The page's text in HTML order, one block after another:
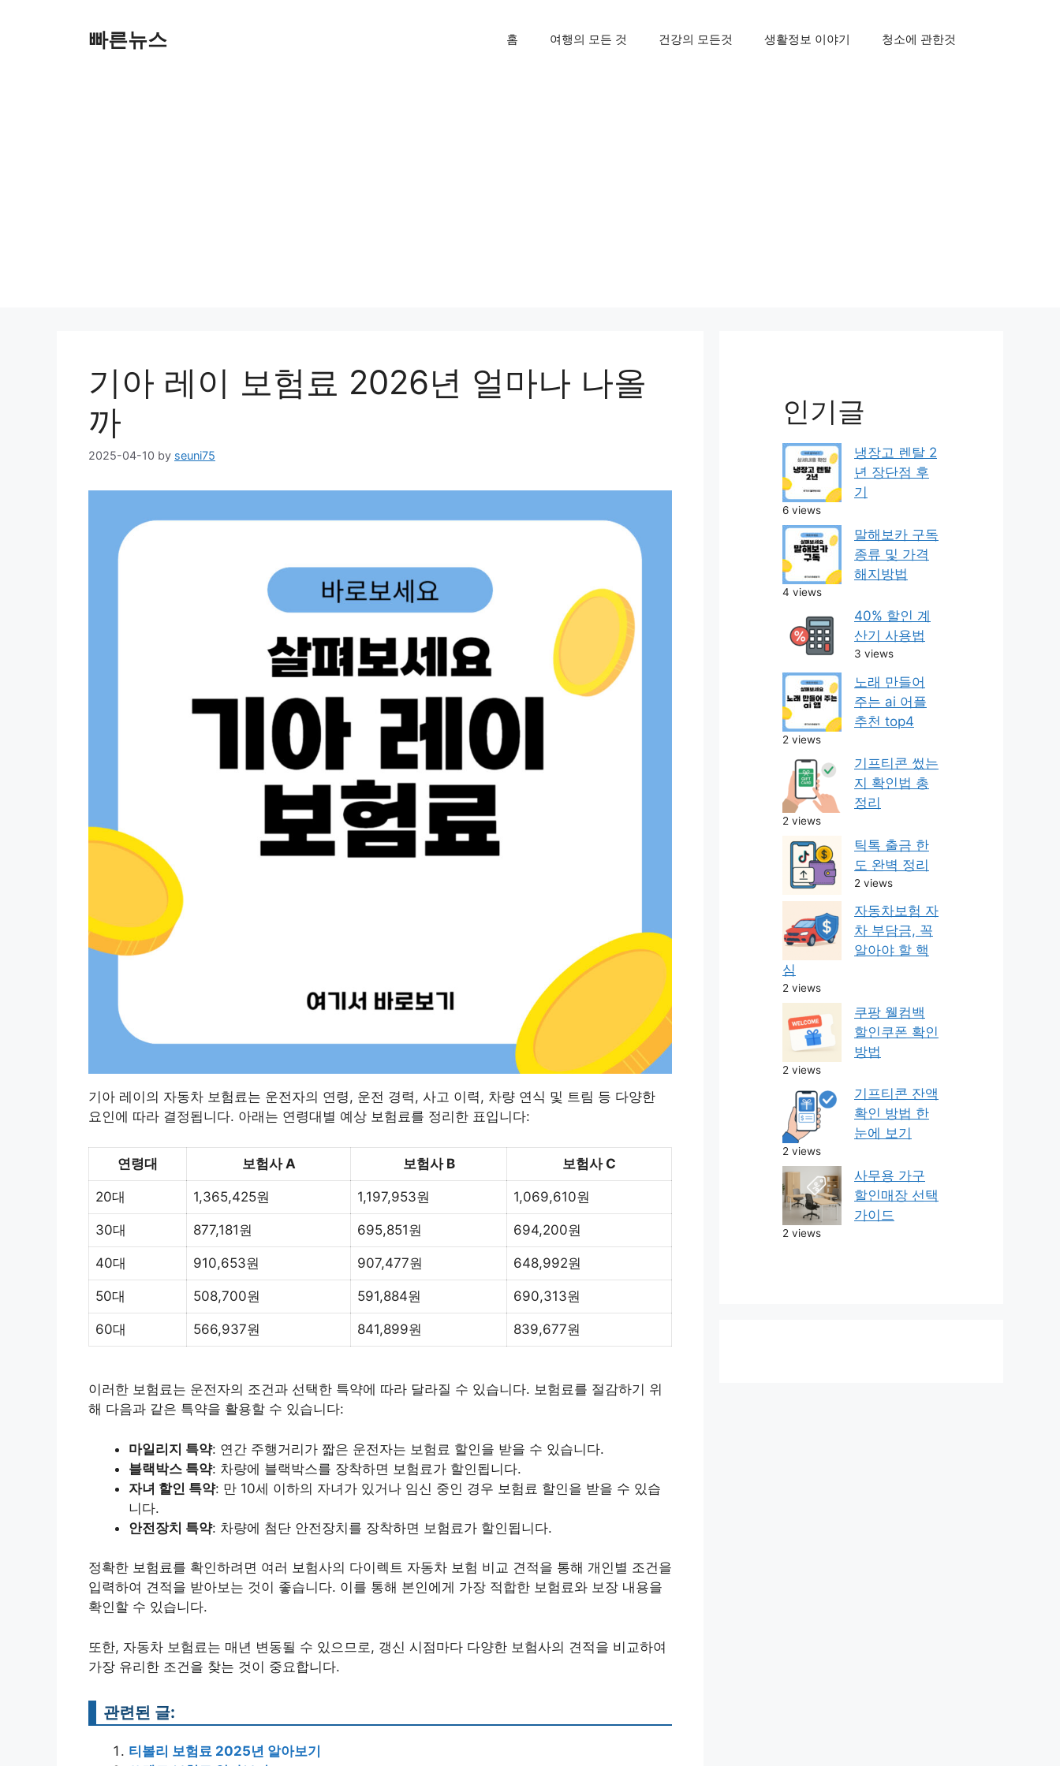
빠른뉴스 홈 여행의 모든 것 건강의 모든것 생활정보 이야기 청소에 관한것
기아 레이 보험료 2026년 얼마나 나올
까
2025-04-10 by seuni75
​기아 레이의 자동차 보험료는 운전자의 연령, 운전 경력, 사고 이력, 차량 연식 및 트림 등 다양한
요인에 따라 결정됩니다. 아래는 연령대별 예상 보험료를 정리한 표입니다:​
연령대 보험사 A 보험사 B 보험사 C
20대 1,365,425원 1,197,953원 1,069,610원
30대 877,181원 695,851원 694,200원
40대 910,653원 907,477원 648,992원
50대 508,700원 591,884원 690,313원
60대 566,937원 841,899원 839,677원
이러한 보험료는 운전자의 조건과 선택한 특약에 따라 달라질 수 있습니다. 보험료를 절감하기 위
해 다음과 같은 특약을 활용할 수 있습니다:​
마일리지 특약: 연간 주행거리가 짧은 운전자는 보험료 할인을 받을 수 있습니다.​
블랙박스 특약: 차량에 블랙박스를 장착하면 보험료가 할인됩니다.​
자녀 할인 특약: 만 10세 이하의 자녀가 있거나 임신 중인 경우 보험료 할인을 받을 수 있습
니다.​
안전장치 특약: 차량에 첨단 안전장치를 장착하면 보험료가 할인됩니다.​
정확한 보험료를 확인하려면 여러 보험사의 다이렉트 자동차 보험 비교 견적을 통해 개인별 조건을
입력하여 견적을 받아보는 것이 좋습니다. 이를 통해 본인에게 가장 적합한 보험료와 보장 내용을
확인할 수 있습니다.​
또한, 자동차 보험료는 매년 변동될 수 있으므로, 갱신 시점마다 다양한 보험사의 견적을 비교하여
가장 유리한 조건을 찾는 것이 중요합니다.
관련된 글:
티볼리 보험료 2025년 알아보기
인기글
냉장고 렌탈 2
년 장단점 후
기
6 views
말해보카 구독
종류 및 가격
해지방법
4 views
40% 할인 계
산기 사용법
3 views
노래 만들어
주는 ai 어플
추천 top4
2 views
기프티콘 썼는
지 확인법 총
정리
2 views
틱톡 출금 한
도 완벽 정리
2 views
자동차보험 자
차 부담금, 꼭
알아야 할 핵
심
2 views
쿠팡 웰컴백
할인쿠폰 확인
방법
2 views
기프티콘 잔액
확인 방법 한
눈에 보기
2 views
사무용 가구
할인매장 선택
가이드
2 views